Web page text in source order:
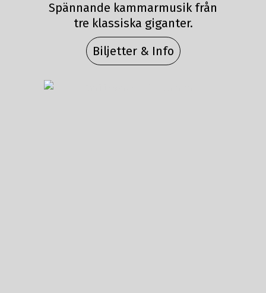
Spännande kammarmusik från
tre klassiska giganter.
Biljetter & Info